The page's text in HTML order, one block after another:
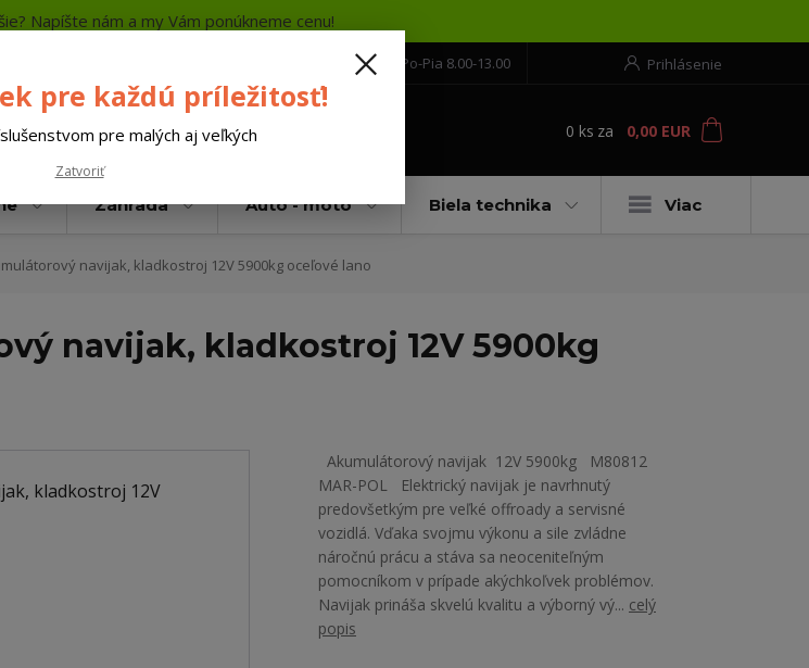
Napíšte nám a my Vám ponúkneme cenu!
Prihlásenie
+421 552 304 860 Po-Pia 8.00-13.00
0 ks za 0,00 EUR
Záhrada Auto - moto Biela technika Viac
navijak, kladkostroj 12V 5900kg oceľové lano
navijak, kladkostroj 12V 5900kg
Akumulátorový navijak 12V 5900kg M80812
MAR-POL Elektrický navijak je navrhnutý
predovšetkým pre veľké offroady a servisné
vozidlá. Vďaka svojmu výkonu a sile zvládne
náročnú prácu a stáva sa neoceniteľným
pomocníkom v prípade akýchkoľvek problémov.
Navijak prináša skvelú kvalitu a výborný vý... celý
popis
pre každú príležitosť!
pre malých aj veľkých
Zatvoriť